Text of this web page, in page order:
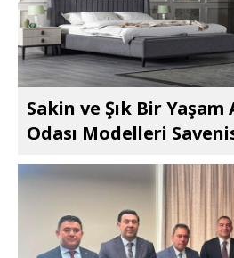
Sakin ve Şık Bir
Odası Modelleri